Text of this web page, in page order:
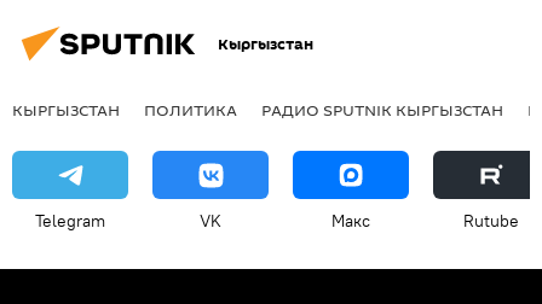
Кыргызстан
КЫРГЫЗСТАН ПОЛИТИКА РАДИО SPUTNIK КЫРГЫЗСТАН
Telegram VK Макс Rutube